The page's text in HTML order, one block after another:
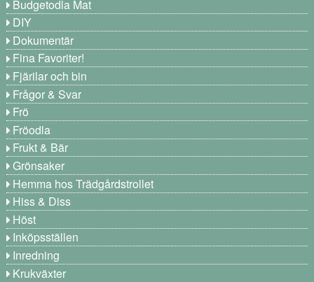
Budgetodla Mat
DIY
Dokumentär
Fina Favoriter!
Fjärilar och bin
Frågor & Svar
Frö
Fröodla
Frukt & Bär
Grönsaker
Hemma hos Trädgårdstrollet
Hiss & Diss
Höst
Inköpsställen
Inredning
Krukväxter